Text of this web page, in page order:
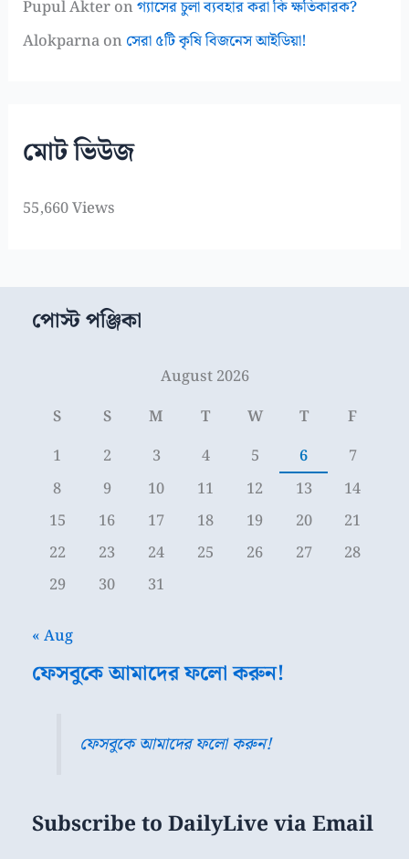
Pupul Akteronগ্যাসের চুলা ব্যবহার করা কি ক্ষতিকারক?
Alokparnaon সেরা ৫টি কৃষি বিজনেস আইডিয়া!
মোট ভিউজ
55,660 Views
পোস্ট পঞ্জিকা
August 2026
S
S M T W T
F
1
2 3 4 5 6
7
8
9 10 11 12 13
14
15
16 17 18 19 20
21
22
23 24 25 26 27
28
29
30 31
« Aug
ফেসবুকে আমাদের ফলো করুন!
ফেসবুকে আমাদের ফলো করুন!
Subscribe to DailyLive via Email